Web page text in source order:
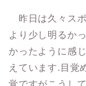
昨日は久々ス
より少し明るか
かったように感
えています.目覚